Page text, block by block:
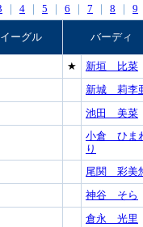
｜ 4 ｜ 5 ｜ 6 ｜ 7 ｜ 8 ｜ 9
イーグル バーディ
★
新垣 比菜
新城 莉李
池田 美菜
小倉 ひま
り
尾関 彩美
神谷 そら
倉永 光里